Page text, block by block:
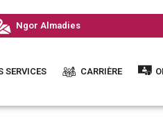
Ngor Almadies
SERVICES CARRIÈRE